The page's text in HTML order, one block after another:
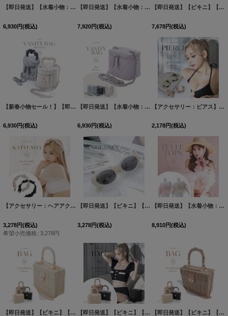
【即日発送】【水着小物：ビーチサンダル】ゴールドチェーン付き/ ツイードサンダル[FB01]
6,930円(税込)
【即日発送】【水着小物：ビーチサンダル】シンプル/ ツイストデザインサンダル[FB01]
7,920円(税込)
【即日発送】【ビキニ】【水着小物：カーディガン】リボン付きロングスリーブレースカーディガン[FB01]
7,678円(税込)
【新春小物セール！】【即日発送】【水着小物：ビーチバッグ】ショルダーチェーン付き/ ツイード/ バニティバッグ[FB01]
6,930円(税込)
【即日発送】【水着小物：ビーチバッグ】ショルダーチェーン付き/ キルティング/ バニティバッグ[FB01]
6,930円(税込)
【アクセサリー：ピアス】【水着小物：アクセサリー】ゴールドチェーンフープピアス[OF02]
2,178円(税込)
【アクセサリー：ヘアアクセ】パールモチーフ付きくしゅくしゅカチューシャ[OF02] [
3,278円(税込)
希望小売価格 : 3,278円
【即日発送】【ビキニ】【水着小物：サングラス】ホワイトフレーム/ ラウンドサングラス[HC03]
3,278円(税込)
【即日発送】【水着小物：カーディガン】シャーリング/オフショルトップス[FB01]
8,910円(税込)
【即日発送】【ビキニ】【水着小物：ビーチバッグ】ショルダーチェーン付き/ ランタン編み/ スクエアかごバッグ[FB01] 【即日発送】【ビキニ】【水着小物：ビーチバッグ】ショルダーチェーン付き/ ランタン編み/ スクエアかごバッグ[HC03] 【即日発送】【ビキニ】【水着小物：ビーチバッグ】ショルダーチェーン付き/ ランタン編み/ スクエアかごバッグ[FB01]